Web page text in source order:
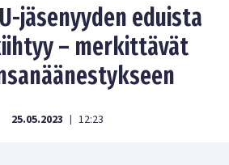
jäsenyyden eduista
– merkittävät
25.05.2023 | 12:23